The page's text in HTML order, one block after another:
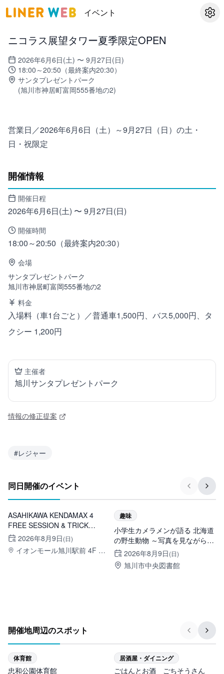
イベント 設定
ニコラス展望タワー夏季限定OPEN
2026年6月6日(土) 〜 9月27日(日)
18:00～20:50（最終案内20:30）
サンタプレゼントパーク
(旭川市神居町富岡555番地の2)
営業日／2026年6月6日（土）～9月27日（日）の土・
日・祝限定
開催情報
開催日程
2026年6月6日(土) 〜 9月27日(日)
開催時間
18:00～20:50（最終案内20:30）
会場
サンタプレゼントパーク
旭川市神居町富岡555番地の2
料金
入場料（車1台ごと）／普通車1,500円、バス5,000円、タ
クシー 1,200円
主催者
旭川サンタプレゼントパーク
情報の修正提案
#レジャー
同日開催のイベント
旭川市
ASAHIKAWA KENDAMAX 4
FREE SESSION & TRICK
BATTLE
2026年8月9日(日)
イオンモール旭川駅前 4F イ
旭川市
趣味
小学生カメラメンが語る 北海道
の野生動物 ～写真を見ながら動
物トーク～
2026年8月9日(日)
旭川市中央図書館
開催地周辺のスポット
体育館
忠和公園体育館
居酒屋・ダイニング
ごはんとお酒 ごちそうさん